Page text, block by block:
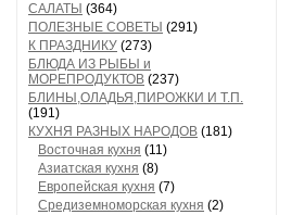
САЛАТЫ (364)
ПОЛЕЗНЫЕ СОВЕТЫ (291)
К ПРАЗДНИКУ (273)
БЛЮДА ИЗ РЫБЫ и
МОРЕПРОДУКТОВ (237)
БЛИНЫ,ОЛАДЬЯ,ПИРОЖКИ И Т.П.
(191)
КУХНЯ РАЗНЫХ НАРОДОВ (181)
Восточная кухня (11)
Азиатская кухня (8)
Европейская кухня (7)
Средиземноморская кухня (2)